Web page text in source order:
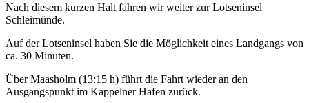
Nach diesem kurzen Halt fahren wir weiter zur Lotseninsel
Schleimünde.
Auf der Lotseninsel haben Sie die Möglichkeit eines Landgangs von
ca. 30 Minuten.
Über Maasholm (13:15 h) führt die Fahrt wieder an den
Ausgangspunkt im Kappelner Hafen zurück.